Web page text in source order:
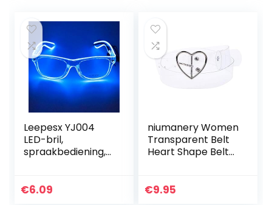
Leepesx YJ004
LED-bril,
spraakbediening,
Neon Rave glazen,
€6.09
niumanery Women
Transparent Belt
Heart Shape Belt
€9.95